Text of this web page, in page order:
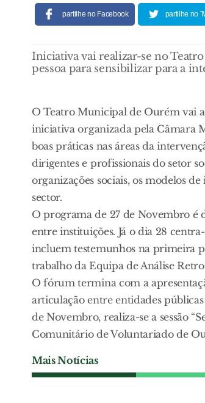
partilhe no Facebook partilhe no
Iniciativa vai realizar-se no
pessoa para sensibilizar para a
O Teatro Municipal de Ourém vai
iniciativa organizada pela Câmara
boas práticas nas áreas da
dirigentes e profissionais do setor
organizações sociais, os modelos
sector.
O programa de 27 de Novembro é
entre instituições. Já o dia 28
incluem testemunhos na primeira
trabalho da Equipa de Análise
O fórum termina com a
articulação entre entidades
de Novembro, realiza-se a sessão
Comunitário de Voluntariado de
Mais Notícias